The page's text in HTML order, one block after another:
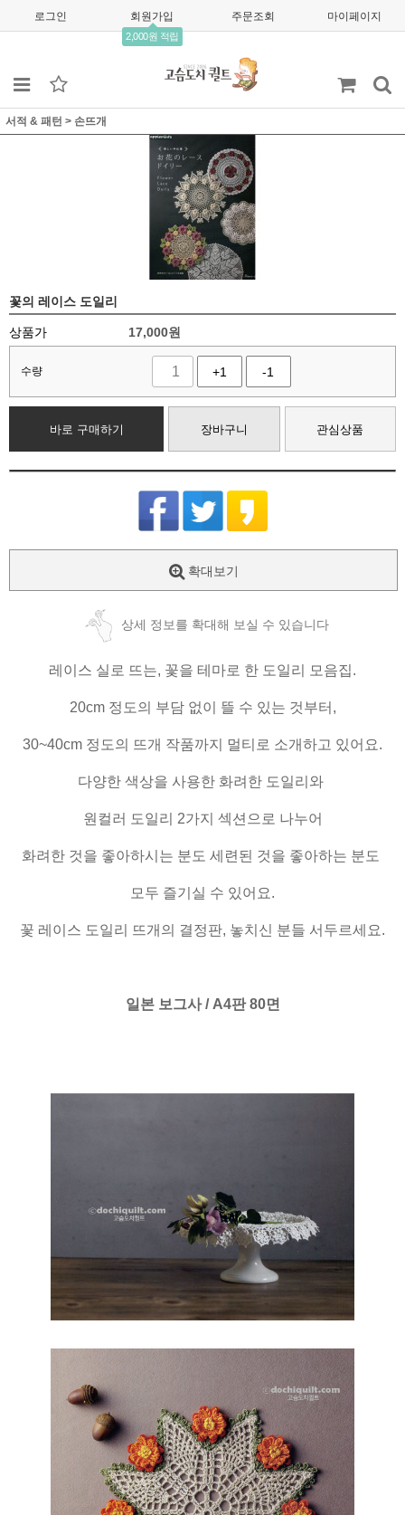
로그인 회원가입
2,000원 적립
주문조회 마이페이지
서적 & 패턴 > 손뜨개
꽃의 레이스 도일리
상품가 17,000원
수량 +1 -1
바로 구매하기 장바구니 관심상품
확대보기
상세 정보를 확대해 보실 수 있습니다
레이스 실로 뜨는, 꽃을 테마로 한 도일리 모음집.
20cm 정도의 부담 없이 뜰 수 있는 것부터,
30~40cm 정도의 뜨개 작품까지 멀티로 소개하고 있어요.
다양한 색상을 사용한 화려한 도일리와
원컬러 도일리 2가지 섹션으로 나누어
화려한 것을 좋아하시는 분도 세련된 것을 좋아하는 분도
모두 즐기실 수 있어요.
꽃 레이스 도일리 뜨개의 결정판, 놓치신 분들 서두르세요.
일본 보그사 / A4판 80면